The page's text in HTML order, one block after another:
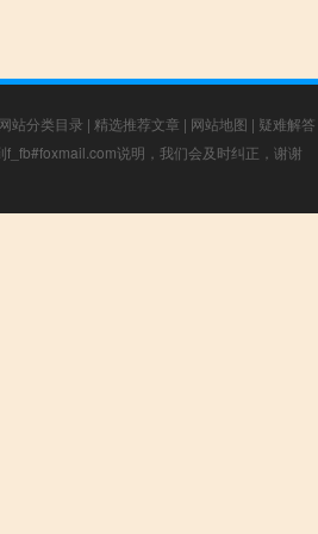
网站分类目录 | 精选推荐文章 | 网站地图 | 疑难解答
说明，我们会及时纠正，谢谢